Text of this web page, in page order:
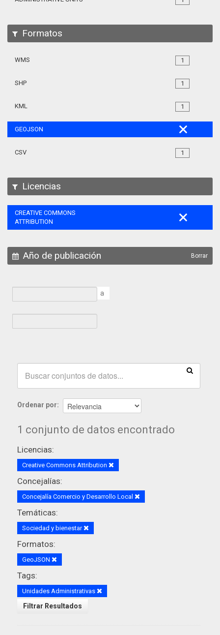
Formatos
1
WMS
1
SHP
1
KML
GEOJSON
1
CSV
Licencias
CREATIVE COMMONS
ATTRIBUTION
Año de publicación Borrar
a
Ordenar por
1 conjunto de datos encontrado
Licencias:
Creative Commons Attribution
Concejalías:
Concejalía Comercio y Desarrollo Local
Temáticas:
Sociedad y bienestar
Formatos:
GeoJSON
Tags:
Unidades Administrativas
Filtrar Resultados